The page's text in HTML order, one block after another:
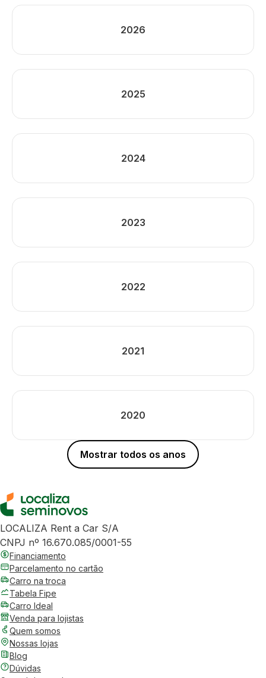
2026
2025
2024
2023
2022
2021
2020
Mostrar todos os anos
LOCALIZA Rent a Car S/A
CNPJ nº 16.670.085/0001-55
Financiamento
Parcelamento no cartão
Carro na troca
Tabela Fipe
Carro Ideal
Venda para lojistas
Quem somos
Nossas lojas
Blog
Dúvidas